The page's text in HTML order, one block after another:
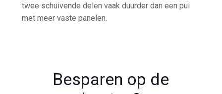
twee schuivende delen vaak duurder dan een pui
met meer vaste panelen.
Besparen op de